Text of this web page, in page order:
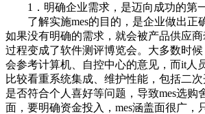
1．明确企业需求，是迈向成功的第
了解实施mes的目的，是企业做出正
如果没有明确的需求，就会被产品供应
过程变成了软件测评博览会。大多数时候
会参考计算机、自控中心的意见，而it人
比较看重系统集成、维护性能，包括二
是否符合个人喜好等问题，导致mes选购
面，要明确资金投入，mes涵盖面很广，